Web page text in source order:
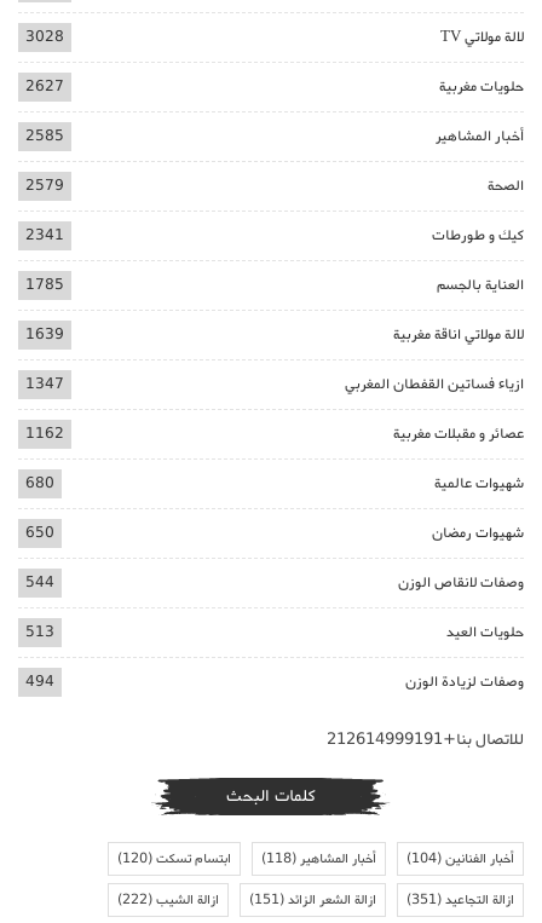
لالة مولاتي TV 3028
حلويات مغربية 2627
أخبار المشاهير 2585
الصحة 2579
كيك و طورطات 2341
العناية بالجسم 1785
لالة مولاتي اناقة مغربية 1639
ازياء فساتين القفطان المغربي 1347
عصائر و مقبلات مغربية 1162
شهيوات عالمية 680
شهيوات رمضان 650
وصفات لانقاص الوزن 544
حلويات العيد 513
وصفات لزيادة الوزن 494
للاتصال بنا+212614999191
كلمات البحث
أخبار الفنانين(104) أخبار المشاهير(118) ابتسام تسكت(120)
ازالة التجاعيد(351) ازالة الشعر الزائد(151) ازالة الشيب(222)